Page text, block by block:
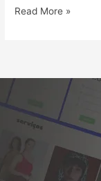
Read More »